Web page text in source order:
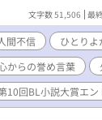
はするな』とい
るが、ひとりで
ことでもあった
経験で、次へステ
から辛くても苦
した結果、園田
た。 退院予定日
文字数 51,506 最
間不信 ひとりよ
からの誉め言葉
10回BL小説大賞エン